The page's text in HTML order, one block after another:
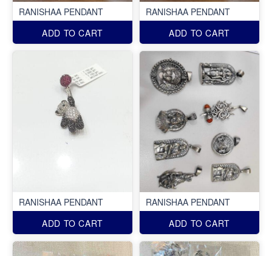
RANISHAA PENDANT
ADD TO CART
RANISHAA PENDANT
ADD TO CART
RANISHAA PENDANT
ADD TO CART
RANISHAA PENDANT
ADD TO CART